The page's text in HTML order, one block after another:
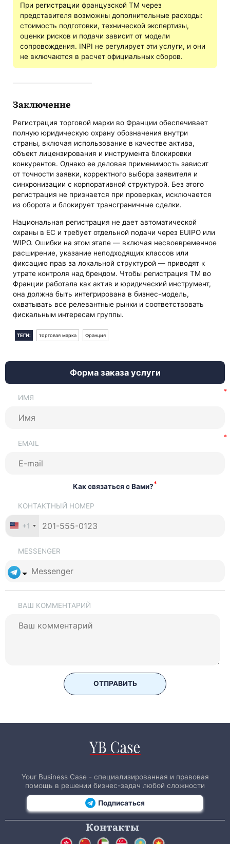
При регистрации французской ТМ через
представителя возможны дополнительные расходы:
стоимость подготовки, технической экспертизы,
оценки рисков и подачи зависит от модели
сопровождения. INPI не регулирует эти услуги, и они
не включаются в расчет официальных сборов.
Заключение
Регистрация торговой марки во Франции обеспечивает
полную юридическую охрану обозначения внутри
страны, включая использование в качестве актива,
объект лицензирования и инструмента блокировки
конкурентов. Однако ее деловая применимость зависит
от точности заявки, корректного выбора заявителя и
синхронизации с корпоративной структурой. Без этого
регистрация не признается при проверках, исключается
из оборота и блокирует трансграничные сделки.
Национальная регистрация не дает автоматической
охраны в ЕС и требует отдельной подачи через EUIPO или
WIPO. Ошибки на этом этапе — включая несвоевременное
расширение, указание неподходящих классов или
фиксацию прав за локальной структурой — приводят к
утрате контроля над брендом. Чтобы регистрация ТМ во
Франции работала как актив и юридический инструмент,
она должна быть интегрирована в бизнес-модель,
охватывать все релевантные рынки и соответствовать
фискальным интересам группы.
ТЕГИ: торговая марка Франция
Форма заказа услуги
ИМЯ
EMAIL
Как связаться с Вами?*
КОНТАКТНЫЙ НОМЕР
+1
MESSENGER
ВАШ КОММЕНТАРИЙ
ОТПРАВИТЬ
Your Business Case - специализированная и правовая
помощь в решении бизнес-задач любой сложности
Подписаться
Контакты